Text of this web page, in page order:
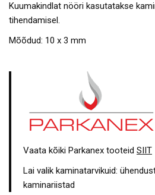
Kuumakindlat nööri kasutatakse
tihendamisel.
Mõõdud: 10 x 3 mm
Vaata kõiki Parkanex tooteid SIIT
Lai valik kaminatarvikuid:
kaminariistad